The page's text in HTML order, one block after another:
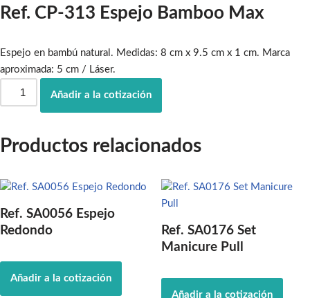
Ref. CP-313 Espejo Bamboo Max
Espejo en bambú natural. Medidas: 8 cm x 9.5 cm x 1 cm. Marca
aproximada: 5 cm / Láser.
Añadir a la cotización
Productos relacionados
Ref. SA0056 Espejo
Redondo
Añadir a la cotización
Ref. SA0176 Set
Manicure Pull
Añadir a la cotización